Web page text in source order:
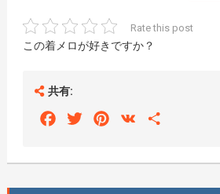
Rate this post
この着メロが好きですか？
共有:
FacebookTwitterPinterest
VK